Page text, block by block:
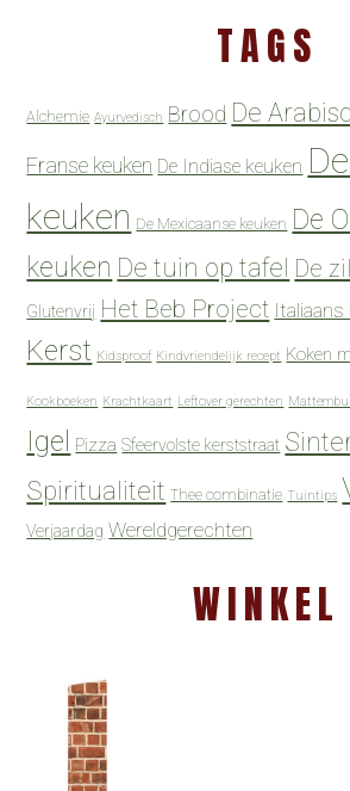
TAGS
Alchemie Ayurvedisch Brood De
Franse keuken De Indiase keuken
keuken De Mexicaanse keuken De
keuken De tuin op tafel De
Glutenvrij Het Beb Project
Kerst Kidsproof Kindvriendelijk recept Koken
Kookboeken Krachtkaart Leftover gerechten
Igel
Pizza Sfeervolste kerststraat
Spiritualiteit Thee combinatie Tuintips
Verjaardag Wereldgerechten
WINKEL